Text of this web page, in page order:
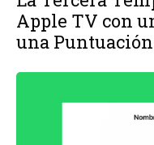
Apple TV con
una